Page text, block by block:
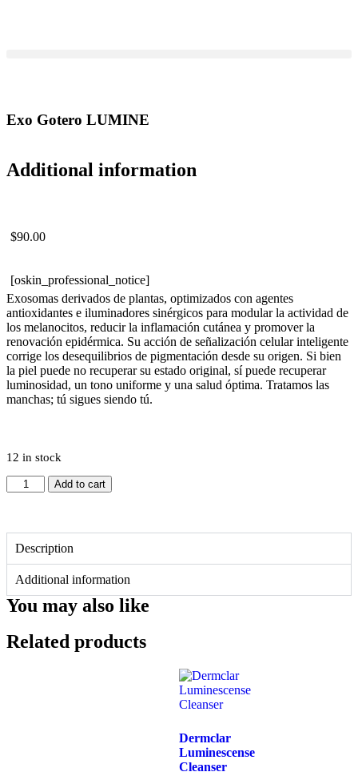
Exo Gotero LUMINE
Additional information
$90.00
[oskin_professional_notice]
Exosomas derivados de plantas, optimizados con agentes
antioxidantes e iluminadores sinérgicos para modular la actividad de
los melanocitos, reducir la inflamación cutánea y promover la
renovación epidérmica. Su acción de señalización celular inteligente
corrige los desequilibrios de pigmentación desde su origen. Si bien
la piel puede no recuperar su estado original, sí puede recuperar
luminosidad, un tono uniforme y una salud óptima. Tratamos las
manchas; tú sigues siendo tú.
12 in stock
Add to cart
Description
Additional information
You may also like
Related products
Dermclar
Luminescense
Cleanser